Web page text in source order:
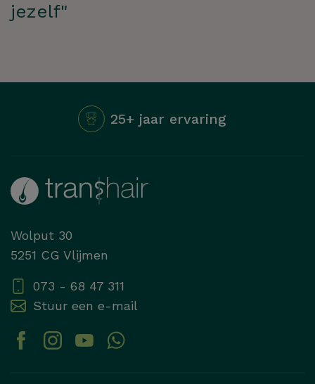
jezelf"
25+ jaar ervaring
Wolput 30
5251 CG Vlijmen
073 - 68 47 311
Stuur een e-mail